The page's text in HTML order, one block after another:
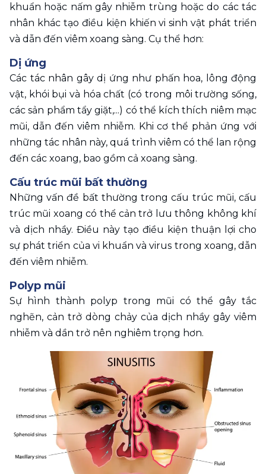
khuẩn hoặc nấm gây nhiễm trùng hoặc do các tác
nhân khác tạo điều kiện khiến vi sinh vật phát triển
và dẫn đến viêm xoang sàng. Cụ thể hơn:
Dị ứng
Các tác nhân gây dị ứng như phấn hoa, lông động
vật, khói bụi và hóa chất (có trong môi trường sống,
các sản phẩm tẩy giặt,...) có thể kích thích niêm mạc
mũi, dẫn đến viêm nhiễm. Khi cơ thể phản ứng với
những tác nhân này, quá trình viêm có thể lan rộng
đến các xoang, bao gồm cả xoang sàng.
Cấu trúc mũi bất thường
Những vấn đề bất thường trong cấu trúc mũi, cấu
trúc mũi xoang có thể cản trở lưu thông không khí
và dịch nhầy. Điều này tạo điều kiện thuận lợi cho
sự phát triển của vi khuẩn và virus trong xoang, dẫn
đến viêm nhiễm.
Polyp mũi
Sự hình thành polyp trong mũi có thể gây tắc
nghẽn, cản trở dòng chảy của dịch nhầy gây viêm
nhiễm và dần trở nên nghiêm trọng hơn.